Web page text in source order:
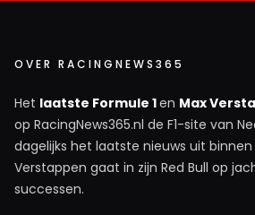
OVER RACINGNEWS365
Het laatste Formule 1en Max
op RacingNews365.nl de F1-site van
dagelijks het laatste nieuws uit
Verstappen gaat in zijn Red Bull op
successen.